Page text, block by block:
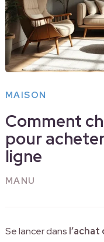
MAISON
Comment
pour
ligne
MANU
Se lancer dans l’achat